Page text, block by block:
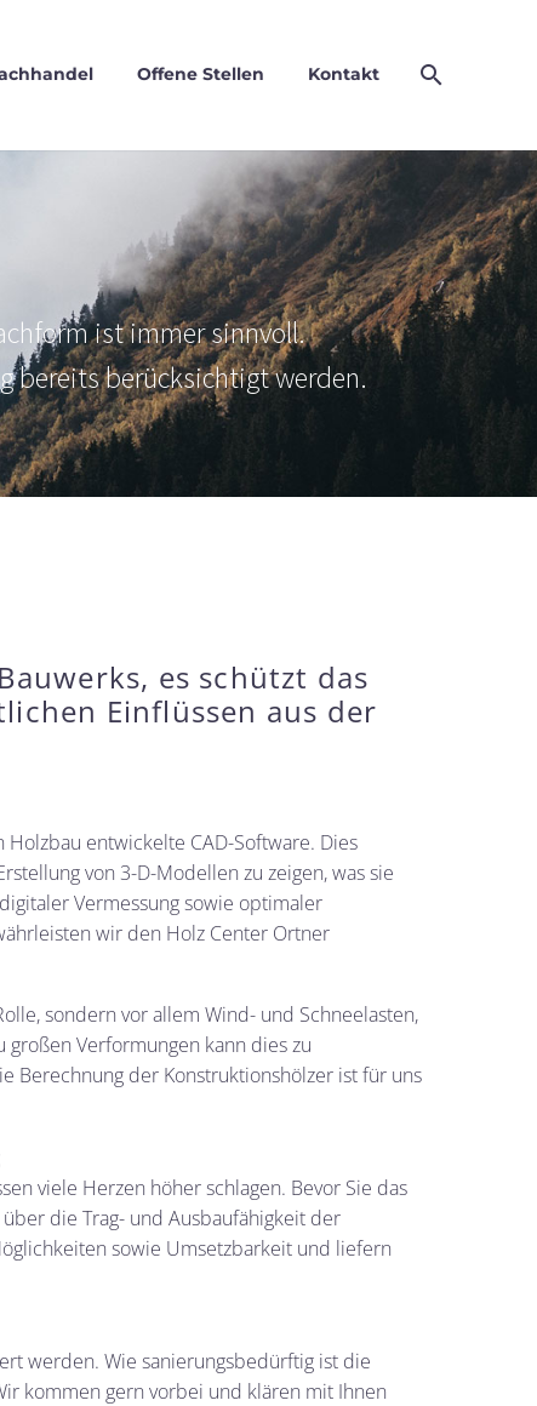
Offene Stellen Kontakt
ist immer sinnvoll.
bereits berücksichtigt werden.
es schützt das
Einflüssen aus der
entwickelte CAD-Software. Dies
von 3-D-Modellen zu zeigen, was sie
Vermessung sowie optimaler
wir den Holz Center Ortner
sondern vor allem Wind- und Schneelasten,
Verformungen kann dies zu
Berechnung der Konstruktionshölzer ist für uns
viele Herzen höher schlagen. Bevor Sie das
die Trag- und Ausbaufähigkeit der
sowie Umsetzbarkeit und liefern
werden. Wie sanierungsbedürftig ist die
kommen gern vorbei und klären mit Ihnen